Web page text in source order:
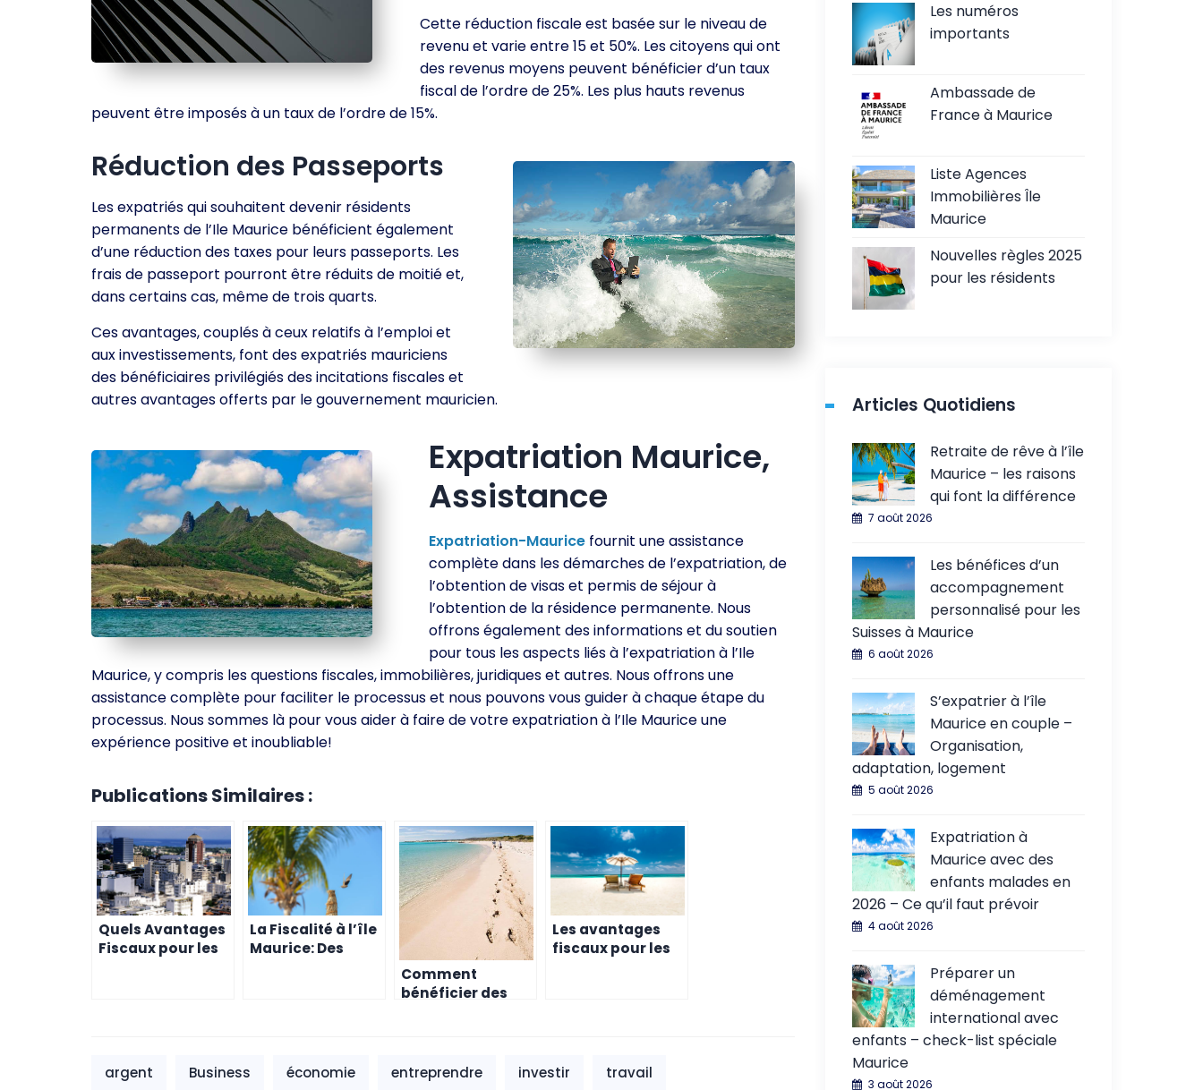
Cette réduction fiscale est basée sur le niveau de
revenu et varie entre 15 et 50%. Les citoyens qui ont
des revenus moyens peuvent bénéficier d’un taux
fiscal de l’ordre de 25%. Les plus hauts revenus
peuvent être imposés à un taux de l’ordre de 15%.
Réduction des Passeports
Les expatriés qui souhaitent devenir résidents
permanents de l’Ile Maurice bénéficient également
d’une réduction des taxes pour leurs passeports. Les
frais de passeport pourront être réduits de moitié et,
dans certains cas, même de trois quarts.
Ces avantages, couplés à ceux relatifs à l’emploi et
aux investissements, font des expatriés mauriciens
des bénéficiaires privilégiés des incitations fiscales et
autres avantages offerts par le gouvernement mauricien.
Expatriation Maurice,
Assistance
Expatriation-Maurice fournit une assistance
complète dans les démarches de l’expatriation, de
l’obtention de visas et permis de séjour à
l’obtention de la résidence permanente. Nous
offrons également des informations et du soutien
pour tous les aspects liés à l’expatriation à l’Ile
Maurice, y compris les questions fiscales, immobilières, juridiques et autres. Nous offrons une
assistance complète pour faciliter le processus et nous pouvons vous guider à chaque étape du
processus. Nous sommes là pour vous aider à faire de votre expatriation à l’Ile Maurice une
expérience positive et inoubliable!
Publications Similaires :
Quels Avantages
Fiscaux pour les
La Fiscalité à l’île
Maurice: Des
Comment
bénéficier des
Les avantages
fiscaux pour les
argent Business économie entreprendre investir travail
Les numéros
importants
Ambassade de
France à Maurice
Liste Agences
Immobilières Île
Maurice
Nouvelles règles 2025
pour les résidents
Articles Quotidiens
Retraite de rêve à l’île
Maurice – les raisons
qui font la différence
7 août 2026
Les bénéfices d’un
accompagnement
personnalisé pour les
Suisses à Maurice
6 août 2026
S’expatrier à l’île
Maurice en couple –
Organisation,
adaptation, logement
5 août 2026
Expatriation à
Maurice avec des
enfants malades en
2026 – Ce qu’il faut prévoir
4 août 2026
Préparer un
déménagement
international avec
enfants – check-list spéciale
Maurice
3 août 2026